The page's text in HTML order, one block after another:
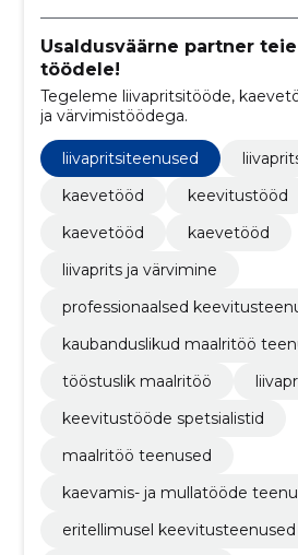
Usaldusväärne partner
töödele!
Tegeleme liivapritsitööde,
ja värvimistöödega.
liivapritsiteenused
kaevetööd
keevitustööd
kaevetööd
kaevetööd
liivaprits ja värvimine
professionaalsed
kaubanduslikud maalritöö
tööstuslik maalritöö
keevitustööde spetsialistid
maalritöö teenused
kaevamis- ja mullatööde
eritellimusel keevitusteenused